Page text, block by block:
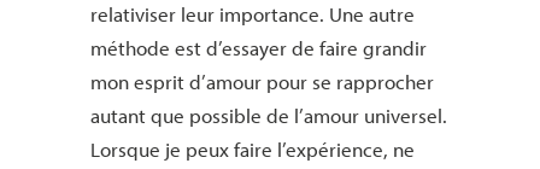
relativiser leur importance. Une autre
méthode est d’essayer de faire grandir
mon esprit d’amour pour se rapprocher
autant que possible de l’amour universel.
Lorsque je peux faire l’expérience, ne